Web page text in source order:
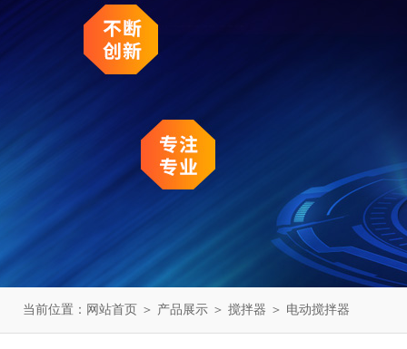
当前位置： 网站首页 ＞ 产品展示 ＞ 搅拌器 ＞ 电动搅拌器